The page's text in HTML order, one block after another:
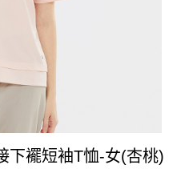
下襬短袖T恤-女(杏桃)